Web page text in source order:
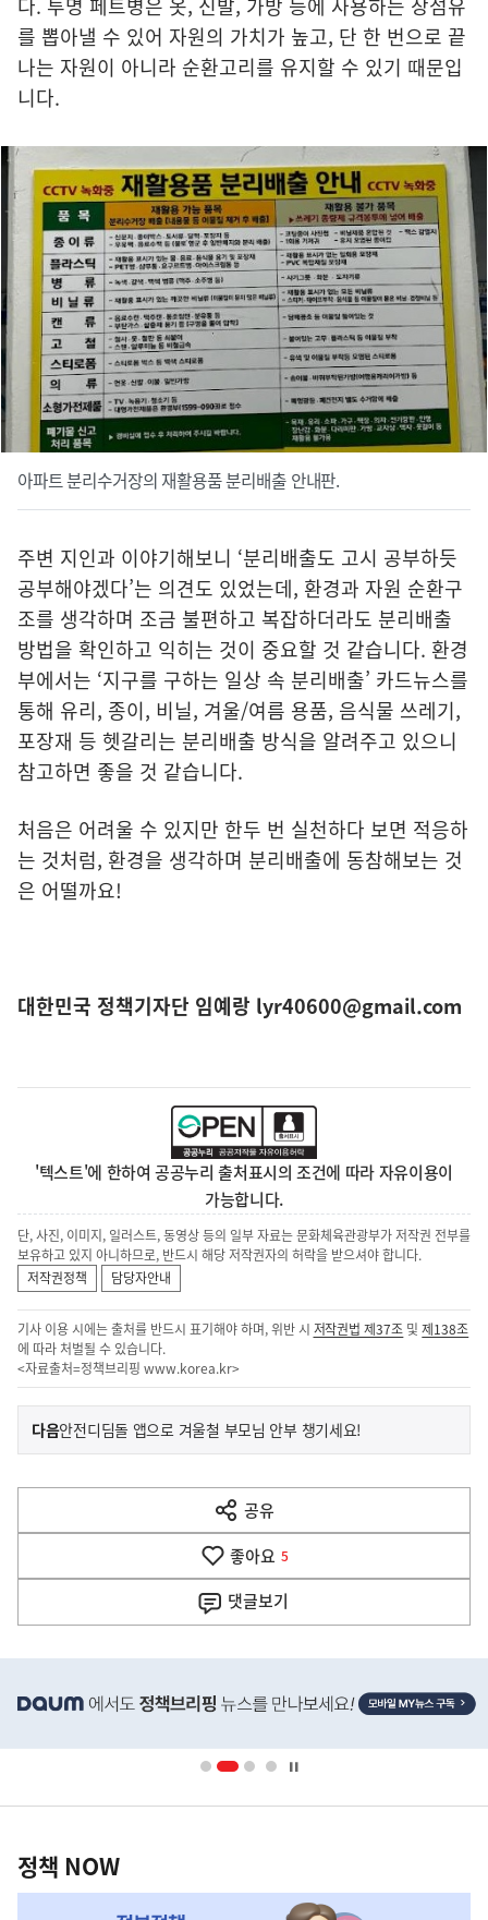
를 뽑아낼 수 있어 자원의 가치가 높고, 단 한 번으로 끝
나는 자원이 아니라 순환고리를 유지할 수 있기 때문입
니다.
아파트 분리수거장의 재활용품 분리배출 안내판.
주변 지인과 이야기해보니 ‘분리배출도 고시 공부하듯
공부해야겠다’는 의견도 있었는데, 환경과 자원 순환구
조를 생각하며 조금 불편하고 복잡하더라도 분리배출
방법을 확인하고 익히는 것이 중요할 것 같습니다. 환경
부에서는 ‘지구를 구하는 일상 속 분리배출’ 카드뉴스를
통해 유리, 종이, 비닐, 겨울/여름 용품, 음식물 쓰레기,
포장재 등 헷갈리는 분리배출 방식을 알려주고 있으니
참고하면 좋을 것 같습니다.
처음은 어려울 수 있지만 한두 번 실천하다 보면 적응하
는 것처럼, 환경을 생각하며 분리배출에 동참해보는 것
은 어떨까요!
대한민국 정책기자단 임예랑 lyr40600@gmail.com
'텍스트'에 한하여 공공누리 출처표시의 조건에 따라 자유이용이
가능합니다.
단, 사진, 이미지, 일러스트, 동영상 등의 일부 자료는 문화체육관광부가 저작권 전부를
보유하고 있지 아니하므로, 반드시 해당 저작권자의 허락을 받으셔야 합니다.
저작권정책
담당자안내
기사 이용 시에는 출처를 반드시 표기해야 하며, 위반 시 저작권법 제37조 및제138조
에 따라 처벌될 수 있습니다.
<자료출처=정책브리핑 www.korea.kr>
이
전
다
음
다음기
안전디딤돌 앱으로 겨울철 부모님 안부 챙기세요!
공유
열
기
좋아요 5
댓글보기
단
배
영
책
NOW,
정책 NOW